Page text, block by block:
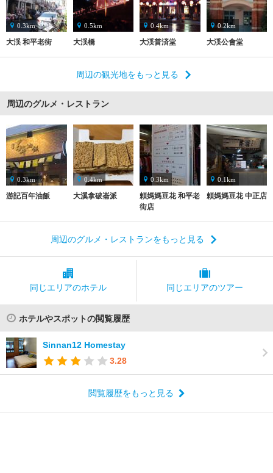
0.3km
大渓 和平老街
0.5km
大渓橋
0.4km
大渓普済堂
0.2km
大渓公會堂
周辺の観光地をもっと見る
周辺のグルメ・レストラン
0.3km
游記百年油飯
0.4km
大溪拿破崙派
0.3km
頼媽媽豆花 和平老
街店
0.1km
頼媽媽豆花 中正店
周辺のグルメ・レストランをもっと見る
同じエリアのホテル 同じエリアのツアー
ホテルやスポットの閲覧履歴
Sinnan12 Homestay
3.28
閲覧履歴をもっと見る